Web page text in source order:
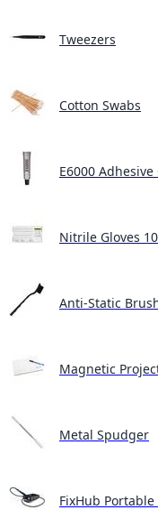
Tweezers
Cotton Swabs
E6000 Adhesive
Nitrile Gloves
Anti-Static
Magnetic
Metal Spudger
FixHub